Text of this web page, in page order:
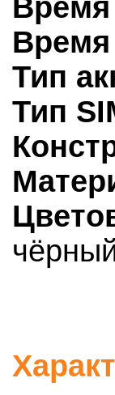
Время
Тип
Тип